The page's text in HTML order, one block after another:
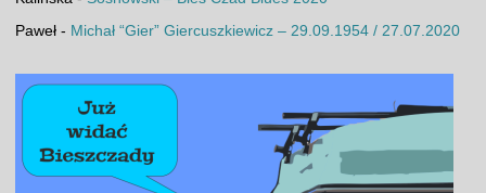
Paweł- Michał “Gier” Giercuszkiewicz – 29.09.1954 / 27.07.2020